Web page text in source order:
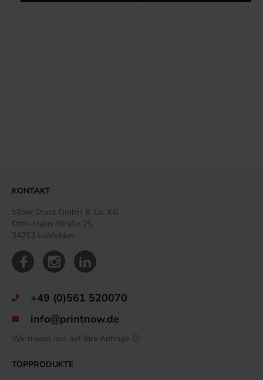
KONTAKT
Silber Druck GmbH & Co. KG
Otto-Hahn-Straße 25
34253 Lohfelden
+49 (0)561 520070
info@printnow.de
Wir freuen uns auf Ihre Anfrage 🙂
TOPPRODUKTE